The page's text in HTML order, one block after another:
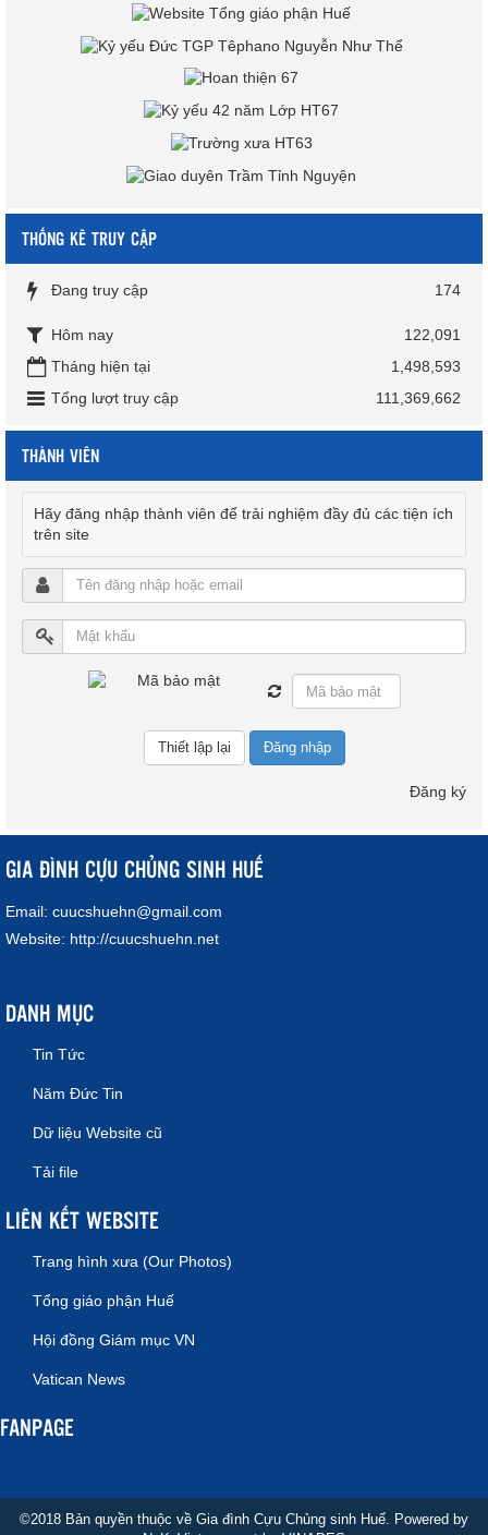
THỐNG KÊ TRUY CẬP
Đang truy cập 174
Hôm nay
122,091
Tháng hiện tại
1,498,593
Tổng lượt truy cập
111,369,662
THÀNH VIÊN
Hãy đăng nhập thành viên để trải nghiệm đầy đủ các tiện ích
trên site
Đăng nhập
Đăng ký
GIA ĐÌNH CỰU CHỦNG SINH HUẾ
Email: cuucshuehn@gmail.com
Website: http://cuucshuehn.net
DANH MỤC
Tin Tức
Năm Đức Tin
Dữ liệu Website cũ
Tải file
LIÊN KẾT WEBSITE
Trang hình xưa (Our Photos)
Tổng giáo phận Huế
Hội đồng Giám mục VN
Vatican News
FANPAGE
©2018 Bản quyền thuộc về Gia đình Cựu Chủng sinh Huế. Powered by